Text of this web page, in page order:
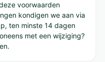
voorwaarden
kondigen we aan via
ten minste 14 dagen
met een wijziging?